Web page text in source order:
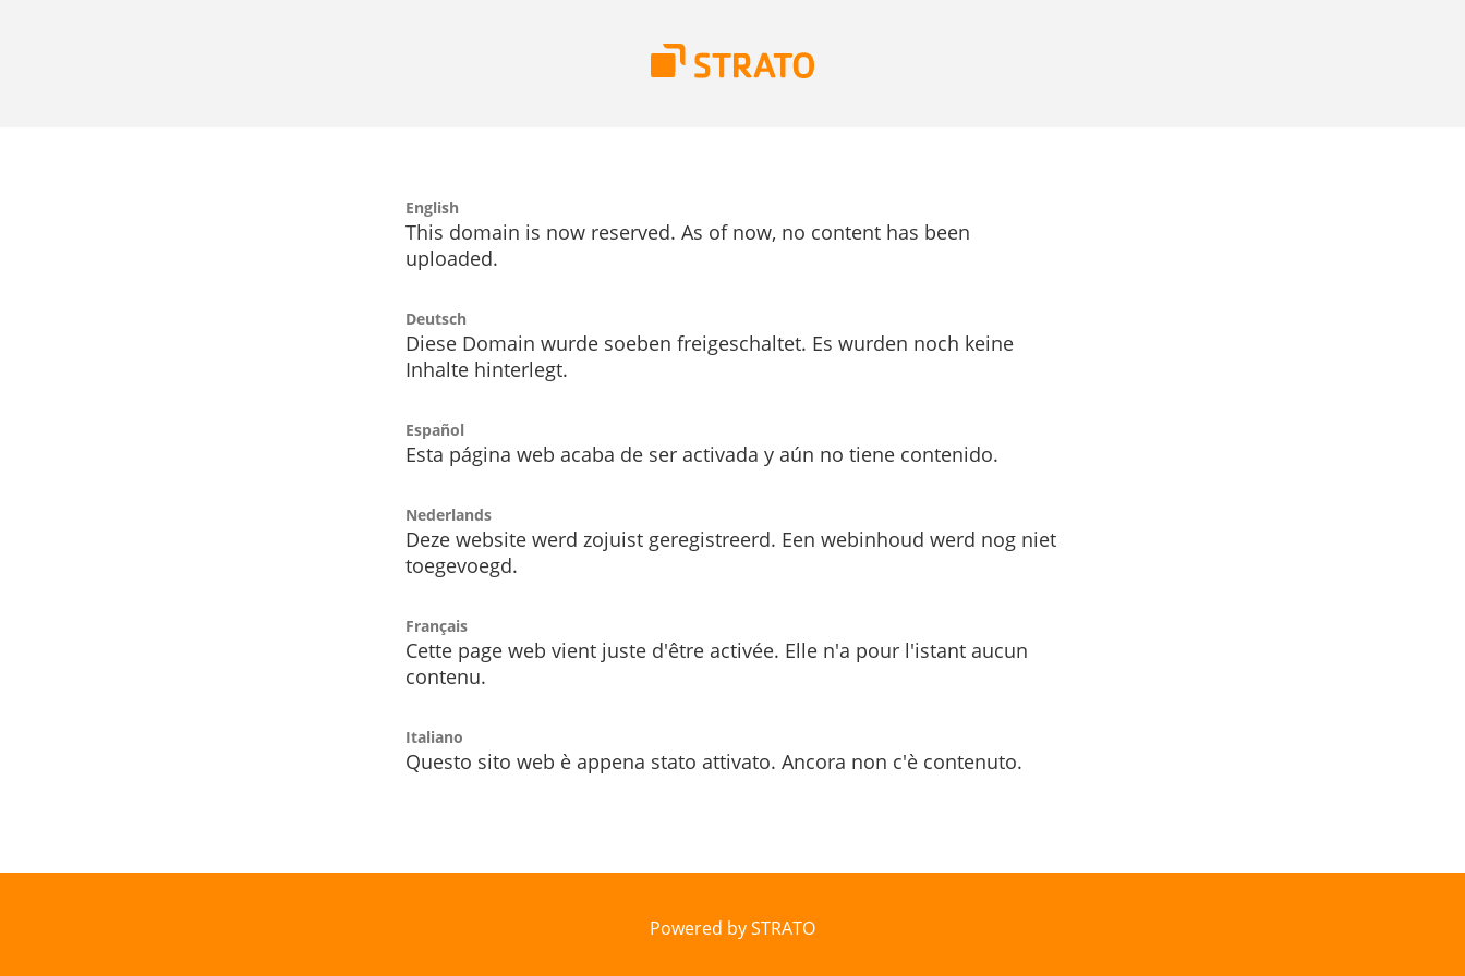
English
This domain is now reserved. As of now, no content has been
uploaded.
Deutsch
Diese Domain wurde soeben freigeschaltet. Es wurden noch keine
Inhalte hinterlegt.
Español
Esta página web acaba de ser activada y aún no tiene contenido.
Nederlands
Deze website werd zojuist geregistreerd. Een webinhoud werd nog niet
toegevoegd.
Français
Cette page web vient juste d'être activée. Elle n'a pour l'istant aucun
contenu.
Italiano
Questo sito web è appena stato attivato. Ancora non c'è contenuto.
Powered by STRATO